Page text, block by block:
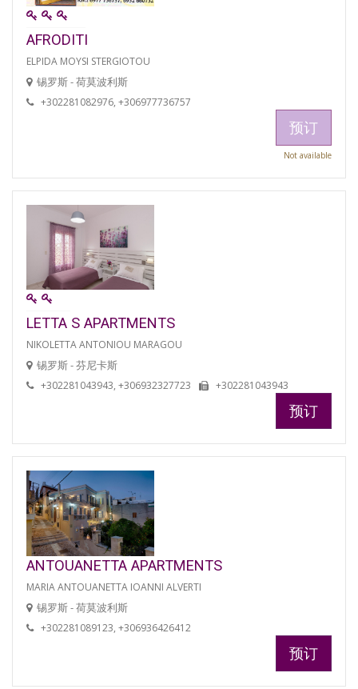
AFRODITI
ELPIDA MOYSI STERGIOTOU
锡罗斯 - 荷莫波利斯
+302281082976, +306977736757
预订
Not available
LETTA S APARTMENTS
NIKOLETTA ANTONIOU MARAGOU
锡罗斯 - 芬尼卡斯
+302281043943, +306932327723 +302281043943
预订
ANTOUANETTA APARTMENTS
MARIA ANTOUANETTA IOANNI ALVERTI
锡罗斯 - 荷莫波利斯
+302281089123, +306936426412
预订